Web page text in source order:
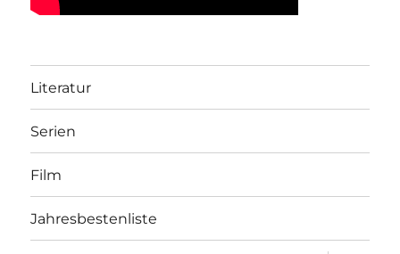
Literatur
Serien
Film
Jahresbestenliste